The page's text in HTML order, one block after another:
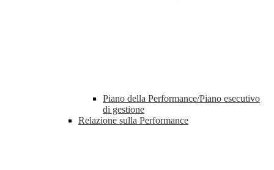
Piano della Performance/Piano esecutivo
di gestione
Relazione sulla Performance